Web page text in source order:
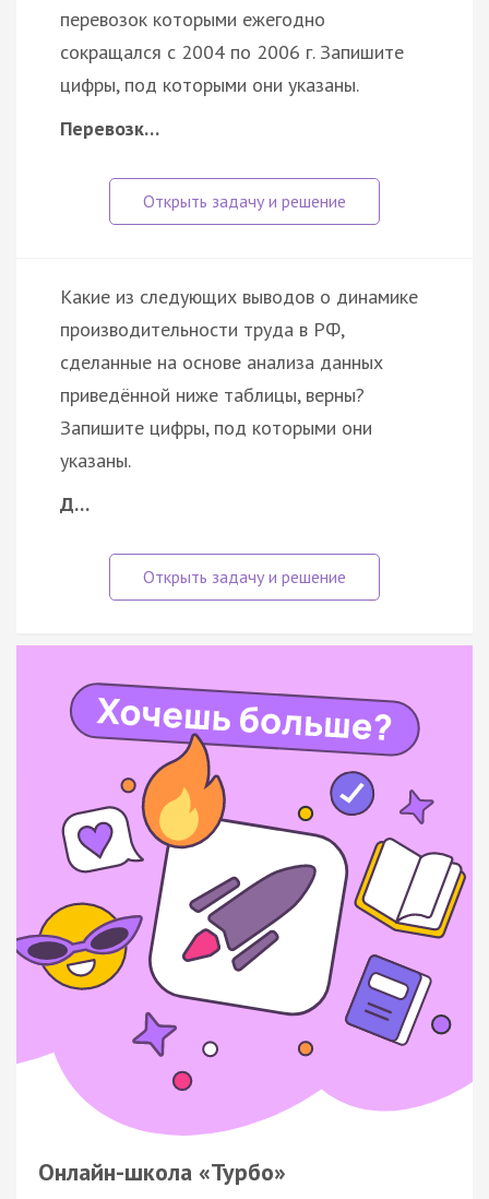
перевозок которыми ежегодно
сокращался с 2004 по 2006 г. Запишите
цифры, под которыми они указаны.
Перевозк…
Какие из следующих выводов о динамике
производительности труда в РФ,
сделанные на основе анализа данных
приведённой ниже таблицы, верны?
Запишите цифры, под которыми они
указаны.
Д…
Онлайн-школа «Турбо»